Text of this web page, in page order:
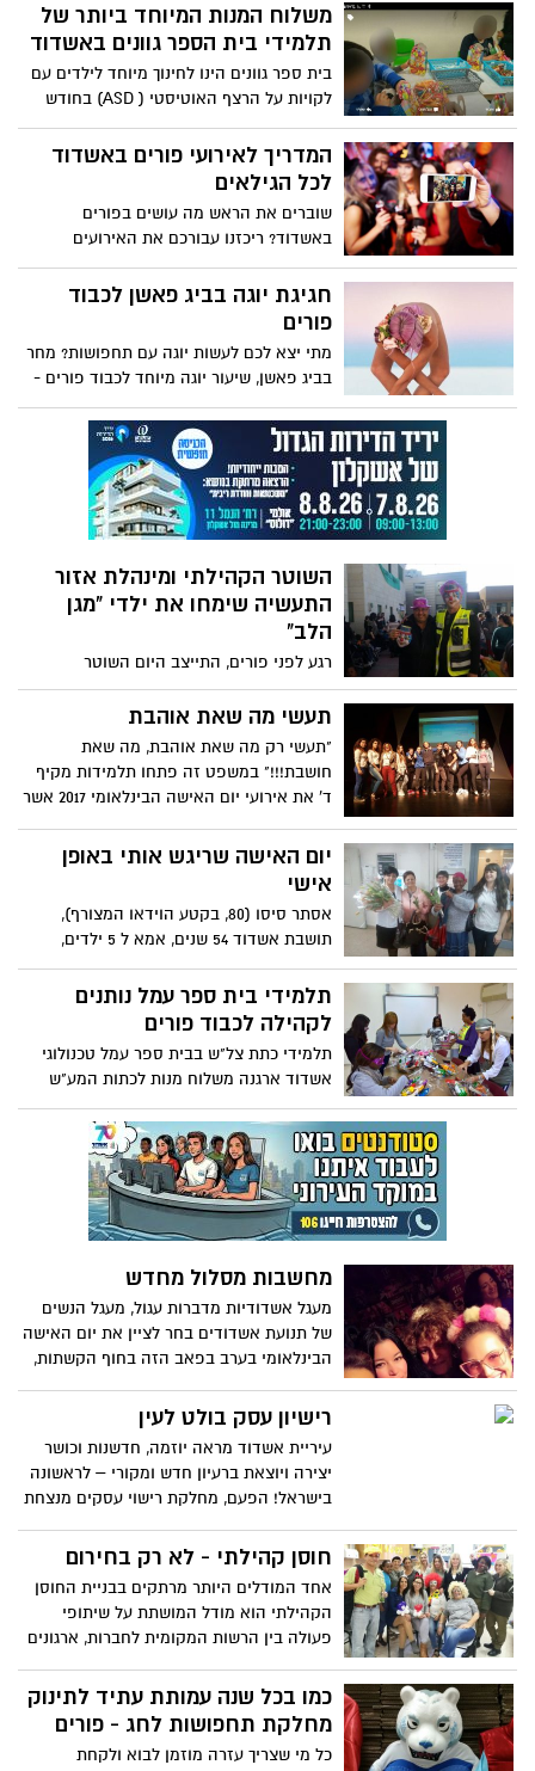
בססגוניות לכבוד חג פורים. מוזיקה טובה
ואוירה נהדרת לקבל את השבת וחג פורים
משלוח המנות המיוחד ביותר של
תלמידי בית הספר גוונים באשדוד
בית ספר גוונים הינו לחינוך מיוחד לילדים עם
לקויות על הרצף האוטיסטי ( ASD) בחודש
האחרון עמלו קשה התלמידים והמורים
ולמעלה מ-4,000 משלוחי מנות הוכנו עלידי
התלמידים וצוות המורים של בית הספר גוונים
המדריך לאירועי פורים באשדוד
לכל הגילאים
שוברים את הראש מה עושים בפורים
באשדוד? ריכזנו עבורכם את האירועים
שצפויים בימים הקרובים בעיר
חגיגת יוגה בביג פאשן לכבוד
פורים
מתי יצא לכם לעשות יוגה עם תחפושות? מחר
בביג פאשן, שיעור יוגה מיוחד לכבוד פורים -
בחינם
השוטר הקהילתי ומינהלת אזור
התעשיה שימחו את ילדי "מגן
הלב"
רגע לפני פורים, התייצב היום השוטר
הקהילתי עם מנהלת רובע התעשיה בבית
ספר ״מגן הלב״ באשדוד, ושימחו את הילדים
במקום
תעשי מה שאת אוהבת
"תעשי רק מה שאת אוהבת, מה שאת
חושבת!!!" במשפט זה פתחו תלמידות מקיף
ד' את אירועי יום האישה הבינלאומי 2017 אשר
נהנו ממגוון פעילויות, סדנאות והרצאה
מרתקת, השתתפו בדיונים והפנימו את המסר
– כולן שוות, כולן ראויות וכולן יכולות להגשים
עצמן ברמה הגבוהה ביותר. גם השמים כבר
אינם הגבול!
יום האישה שריגש אותי באופן
אישי
אסתר סיסו (80, בקטע הוידאו המצורף),
תושבת אשדוד 54 שנים, אמא ל 5 ילדים,
סבתא ל 10 נכדים, קיבלה הבוקר פרחים
מצוות כללית אשדוד סיטי יחד עם כל הנשים
שהגיעו למרפאה לרגל יום האישה הבינל. היא
סיפרה לי בהתרגשות שהענקת הפרח היא
סגירת מעגל עבורה
תלמידי בית ספר עמל נותנים
לקהילה לכבוד פורים
תלמידי כתת צל"ש בבית ספר עמל טכנולוגי
אשדוד ארגנה משלוח מנות לכתות המע"ש
(מפעל עבודה שקומי).התלמידים חוו יחד עם
העובדים רגעי שמחה, ריקוד ושירה. השתלבו
בפעילות מעגל מתופפים לכבוד פורים. מתוך
הכרה בשונים ומגוונים והפריה הדדית של
רגעי שמחה.
מחשבות מסלול מחדש
מעגל אשדודיות מדברות עגול, מעגל הנשים
של תנועת אשדודים בחר לציין את יום האישה
הבינלאומי בערב בפאב הזה בחוף הקשתות,
מפתיעה ומיוחדת. הכנסות הערב הוקדשו
כתרומה לקבוצת תאטרון נשים עמותת אנוש
אשדוד
רישיון עסק בולט לעין
עיריית אשדוד מראה יוזמה, חדשנות וכושר
יצירה ויוצאת ברעיון חדש ומקורי – לראשונה
בישראל! הפעם, מחלקת רישוי עסקים מנצחת
בעלי העסקים האוחזים ברישיון עסק כחוק
חוסן קהילתי - לא רק בחירום
אחד המודלים היותר מרתקים בבניית החוסן
הקהילתי הוא מודל המושתת על שיתופי
פעולה בין הרשות המקומית לחברות, ארגונים
קשרי העבודה בין חברת נמלי ישראל
למחלקה לביקור סדיר וקידום נוער. התוצאה:
הנאה צרופה לילדים, לתושבים ולמתנדבים
כמו בכל שנה עמותת עתיד לתינוק
מחלקת תחפושות לחג - פורים
כל מי שצריך עזרה מוזמן לבוא ולקחת